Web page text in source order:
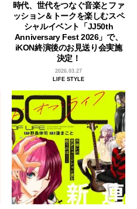
時代、世代をつなぐ音楽とファ
ッション＆トークを楽しむスペ
シャルイベント「JJ50th
Anniversary Fest 2026」で、
iKON終演後のお見送り会実施
決定！
2026.03.27
LIFE STYLE